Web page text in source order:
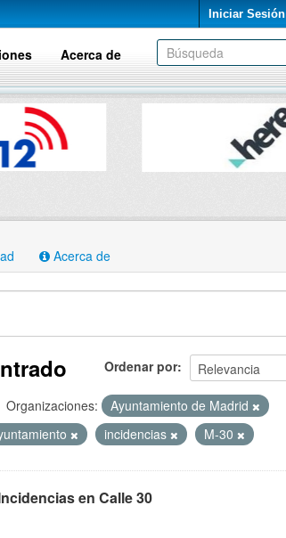
Iniciar Sesión
Acerca de
Acerca de
Ordenar por
Organizaciones:
Ayuntamiento de Madrid
incidencias M-30
en Calle 30